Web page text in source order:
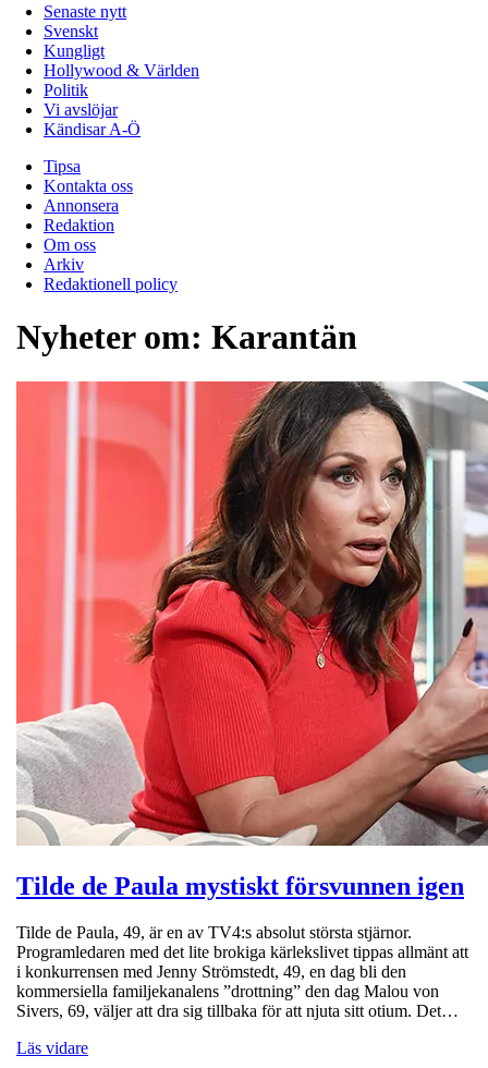
Senaste nytt
Svenskt
Kungligt
Hollywood & Världen
Politik
Vi avslöjar
Kändisar A-Ö
Tipsa
Kontakta oss
Annonsera
Redaktion
Om oss
Arkiv
Redaktionell policy
Nyheter om: Karantän
Tilde de Paula mystiskt försvunnen igen
Tilde de Paula, 49, är en av TV4:s absolut största stjärnor.
Programledaren med det lite brokiga kärlekslivet tippas allmänt att
i konkurrensen med Jenny Strömstedt, 49, en dag bli den
kommersiella familjekanalens ”drottning” den dag Malou von
Sivers, 69, väljer att dra sig tillbaka för att njuta sitt otium. Det…
Läs vidare